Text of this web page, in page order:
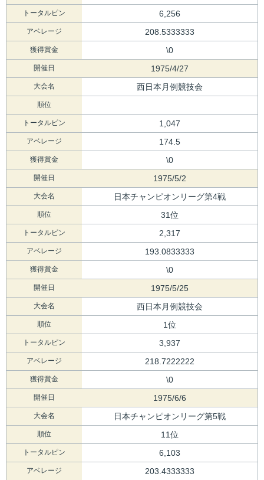
トータルピン 6,256
アベレージ 208.5333333
獲得賞金 \0
開催日 1975/4/27
大会名 西日本月例競技会
順位
トータルピン 1,047
アベレージ 174.5
獲得賞金 \0
開催日 1975/5/2
大会名 日本チャンピオンリーグ第4戦
順位 31位
トータルピン 2,317
アベレージ 193.0833333
獲得賞金 \0
開催日 1975/5/25
大会名 西日本月例競技会
順位 1位
トータルピン 3,937
アベレージ 218.7222222
獲得賞金 \0
開催日 1975/6/6
大会名 日本チャンピオンリーグ第5戦
順位 11位
トータルピン 6,103
アベレージ 203.4333333